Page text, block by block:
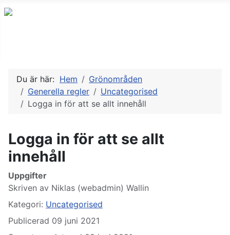
Du är här: Hem
Grönområden
Generella regler
Uncategorised
Logga in för att se allt innehåll
Logga in för att se allt
innehåll
Uppgifter
Skriven av Niklas (webadmin) Wallin
Kategori: Uncategorised
Publicerad 09 juni 2021